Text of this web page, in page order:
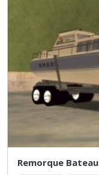
Remorque Bateau